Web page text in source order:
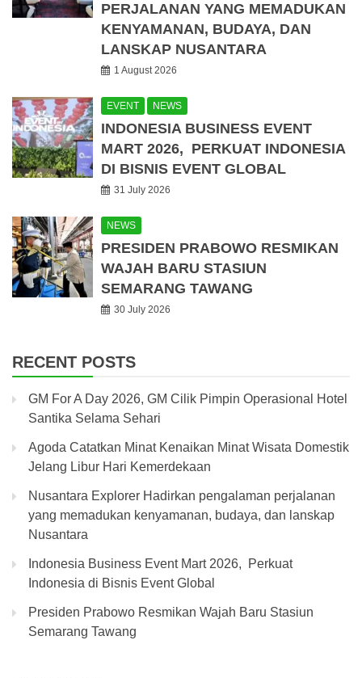
PERJALANAN YANG MEMADUKAN
KENYAMANAN, BUDAYA, DAN
LANSKAP NUSANTARA
1 August 2026
EVENT NEWS
INDONESIA BUSINESS EVENT
MART 2026, PERKUAT INDONESIA
DI BISNIS EVENT GLOBAL
31 July 2026
NEWS
PRESIDEN PRABOWO RESMIKAN
WAJAH BARU STASIUN
SEMARANG TAWANG
30 July 2026
RECENT POSTS
GM For A Day 2026, GM Cilik Pimpin Operasional Hotel
Santika Selama Sehari
Agoda Catatkan Minat Kenaikan Minat Wisata Domestik
Jelang Libur Hari Kemerdekaan
Nusantara Explorer Hadirkan pengalaman perjalanan
yang memadukan kenyamanan, budaya, dan lanskap
Nusantara
Indonesia Business Event Mart 2026, Perkuat
Indonesia di Bisnis Event Global
Presiden Prabowo Resmikan Wajah Baru Stasiun
Semarang Tawang